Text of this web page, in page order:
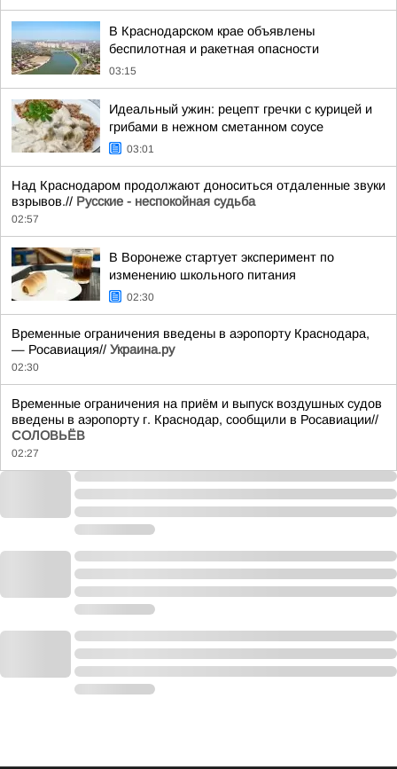
В Краснодарском крае объявлены
беспилотная и ракетная опасности
03:15
Идеальный ужин: рецепт гречки с курицей и
грибами в нежном сметанном соусе
03:01
Над Краснодаром продолжают доноситься отдаленные звуки
взрывов.// Русские - неспокойная судьба
02:57
В Воронеже стартует эксперимент по
изменению школьного питания
02:30
Временные ограничения введены в аэропорту Краснодара,
— Росавиация// Украина.ру
02:30
Временные ограничения на приём и выпуск воздушных судов
введены в аэропорту г. Краснодар, сообщили в Росавиации//
СОЛОВЬЁВ
02:27